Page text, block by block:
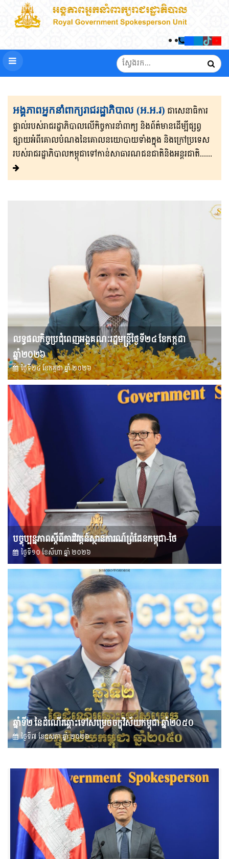
អង្គភាពអ្នកនាំពាក្យរាជរដ្ឋាភិបាល (អ.អ.រ) ជាសេនា​ធិ​កា​រ​​
ផ្ទាល់​របស់រាជរដ្ឋាភិ​បា​ល​លើ​កិច្ចការ​នាំពាក្យ និងព័ត៌មាន​ដើម្បីផ្សព្វ​
ផ្សាយ​​អំពីគោលបំណងនៃគោល​នយោបាយទាំងក្នុង និងក្រៅ​ប្រទេ​​ស​
របស់រាជរដ្ឋា​ភិ​បា​ល​កម្ពុជាទៅកាន់សាធារណជនជាតិនិងអន្តរជាតិ......
លទ្ធផលកិច្ចប្រជុំពេញអង្គគណៈរដ្ឋមន្រ្តីថ្ងៃទី២៤ ខែកក្កដា
ឆ្នាំ២០២៦
ថ្ងៃទី២៤ ខែ​កក្កដា ឆ្នាំ ២០២៦
បច្ចុប្បន្នភាពស្ដីពីការវិវត្តន៍ស្ថានការណ៍ព្រំដែនកម្ពុជា-ថៃ
ថ្ងៃទី១០ ខែ​សីហា ឆ្នាំ ២០២៦
ឆ្នាំទី២ នៃដំណើរឆ្ពោះទៅសម្រេច​ចក្ខុវិស័យ​កម្ពុជា ឆ្នាំ២០៥០
ថ្ងៃទី៧ ខែ​ឧសភា ឆ្នាំ ២០២៦